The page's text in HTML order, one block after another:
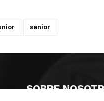
senior
SOBRE